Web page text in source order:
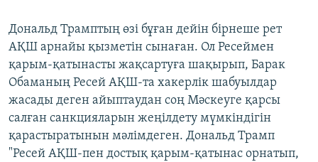
Дональд Трамптың өзі бұған дейін бірнеше рет
АҚШ арнайы қызметін сынаған. Ол Ресеймен
қарым-қатынасты жақсартуға шақырып, Барак
Обаманың Ресей АҚШ-та хакерлік шабуылдар
жасады деген айыптаудан соң Мәскеуге қарсы
салған санкцияларын жеңілдету мүмкіндігін
қарастыратынын мәлімдеген. Дональд Трамп
"Ресей АҚШ-пен достық қарым-қатынас орнатып,